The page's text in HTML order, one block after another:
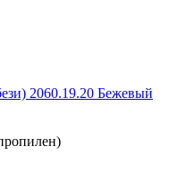
2060.19.20 Бежевый